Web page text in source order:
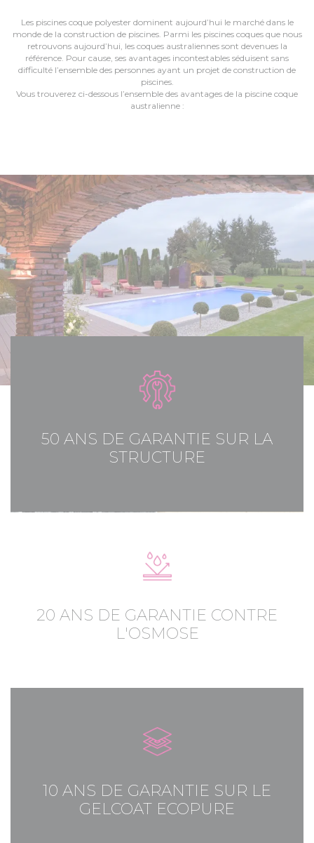
Les piscines coque polyester dominent aujourd’hui le marché dans le
monde de la construction de piscines. Parmi les piscines coques que nous
retrouvons aujourd’hui, les coques australiennes sont devenues la
référence. Pour cause, ses avantages incontestables séduisent sans
difficulté l’ensemble des personnes ayant un projet de construction de
piscines.
Vous trouverez ci-dessous l’ensemble des avantages de la piscine coque
australienne :
50 ANS DE GARANTIE SUR LA
STRUCTURE
20 ANS DE GARANTIE CONTRE
L'OSMOSE
10 ANS DE GARANTIE SUR LE
GELCOAT ECOPURE